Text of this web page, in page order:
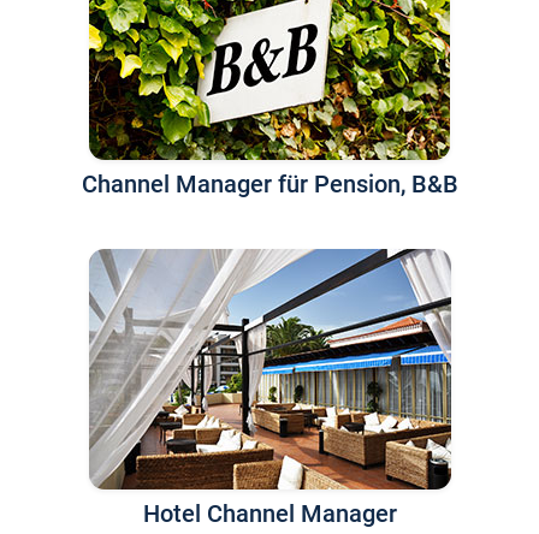
Channel Manager für Pension, B&B
Hotel Channel Manager